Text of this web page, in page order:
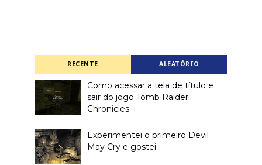
RECENTE ALEATÓRIO
Como acessar a tela de título e
sair do jogo Tomb Raider:
Chronicles
Experimentei o primeiro Devil
May Cry e gostei